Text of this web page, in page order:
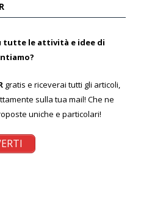
tutte le attività e idee di
gratis e riceverai tutti gli articoli,
sulla tua mail! Che ne
uniche e particolari!